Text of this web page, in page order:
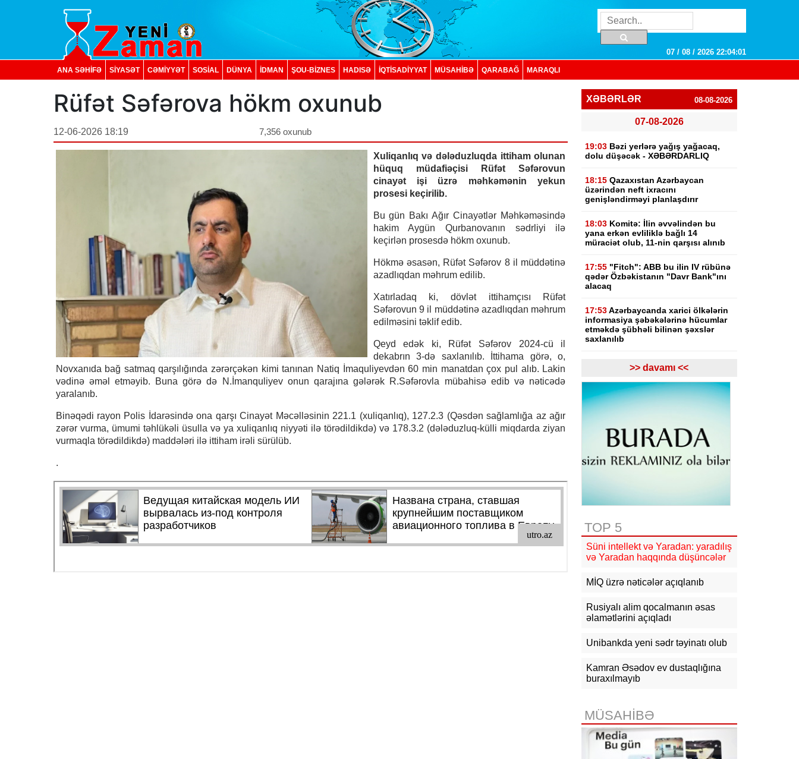
07 / 08 / 2026 22:04:02
ANA SƏHİFƏ SİYASƏT CƏMİYYƏT SOSIAL DÜNYA İDMAN ŞOU-BİZNES HADISƏ İQTISADIYYAT MÜSAHİBƏ QARABAĞ MARAQLI
Rüfət Səfərova hökm oxunub
12-06-2026 18:19 7,356 oxunub
Xuliqanlıq və dələduzluqda ittiham olunan
hüquq müdafiəçisi Rüfət Səfərovun
cinayət işi üzrə məhkəmənin yekun
prosesi keçirilib.
Bu gün Bakı Ağır Cinayətlər Məhkəməsində
hakim Aygün Qurbanovanın sədrliyi ilə
keçirlən prosesdə hökm oxunub.
Hökmə əsasən, Rüfət Səfərov 8 il müddətinə
azadlıqdan məhrum edilib.
Xatırladaq ki, dövlət ittihamçısı Rüfət
Səfərovun 9 il müddətinə azadlıqdan məhrum
edilməsini təklif edib.
Qeyd edək ki, Rüfət Səfərov 2024-cü il
dekabrın 3-də saxlanılıb. İttihama görə, o,
Novxanıda bağ satmaq qarşılığında zərərçəkən kimi tanınan Natiq İmaquliyevdən 60 min manatdan çox pul alıb. Lakin
vədinə əməl etməyib. Buna görə də N.İmanquliyev onun qarajına gələrək R.Səfərovla mübahisə edib və nəticədə
yaralanıb.
Binəqədi rayon Polis İdarəsində ona qarşı Cinayət Məcəlləsinin 221.1 (xuliqanlıq), 127.2.3 (Qəsdən sağlamlığa az ağır
zərər vurma, ümumi təhlükəli üsulla və ya xuliqanlıq niyyəti ilə törədildikdə) və 178.3.2 (dələduzluq-külli miqdarda ziyan
vurmaqla törədildikdə) maddələri ilə ittiham irəli sürülüb.
.
XƏBƏRLƏR 08-08-2026
07-08-2026
19:03 Bəzi yerlərə yağış yağacaq,
dolu düşəcək - XƏBƏRDARLIQ
18:15 Qazaxıstan Azərbaycan
üzərindən neft ixracını
genişləndirməyi planlaşdırır
18:03 Komitə: İlin əvvəlindən bu
yana erkən evliliklə bağlı 14
müraciət olub, 11-nin qarşısı alınıb
17:55 "Fitch": ABB bu ilin IV rübünə
qədər Özbəkistanın "Davr Bank"ını
alacaq
17:53 Azərbaycanda xarici ölkələrin
informasiya şəbəkələrinə hücumlar
etməkdə şübhəli bilinən şəxslər
saxlanılıb
Bakı və Zəngilanda yaşıllıqlar
qanunsuz kəsilib, təbiətə 83 840
manatlıq ziyan dəyib
17:09 Bakıda estetik əməliyyatdan
sonra pasiyentin ölüm faktı üzrə
17:03 Lənkəranda təqaüdçüləri
aldadan şəxs saxlanılıb
16:26 Bəzi yerlərdə külək
güclənəcək -XƏBƏRDARLIQ
16:10 Jurnalistika ixtisası üzrə
açıqlanıb
15:50 Ədliyyə naziri Lerik rayonunda
vətəndaşları qəbul edib
15:24
Bakının mərkəzində 3
obyektdə və evdə yanğın
zəhərlənib
14:50 Türkiyə, Səudiyyə Ərəbistanı
və Pakistan Məkkə Sazişini
imzalayıb: Üzvlərdən birinə hücum
hamısına hücum sayılacaq
>> davamı <<
TOP 5
Süni intellekt və Yaradan: yaradılış
və Yaradan haqqında düşüncələr
MİQ üzrə nəticələr açıqlanıb
Rusiyalı alim qocalmanın əsas
əlamətlərini açıqladı
Unibankda yeni sədr təyinatı olub
Kamran Əsədov ev dustaqlığına
buraxılmayıb
MÜSAHİBƏ